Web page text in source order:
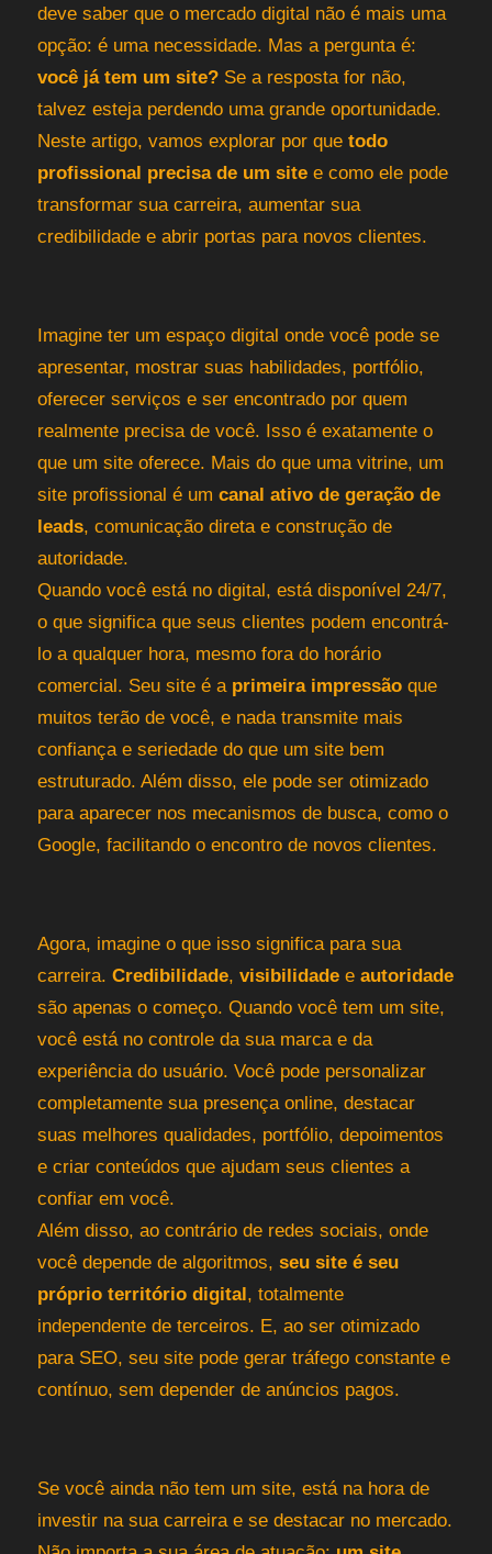
deve saber que o mercado digital não é mais uma
opção: é uma necessidade. Mas a pergunta é:
você já tem um site?Se a resposta for não,
talvez esteja perdendo uma grande oportunidade.
Neste artigo, vamos explorar por que todo
profissional precisa de um sitee como ele pode
transformar sua carreira, aumentar sua
credibilidade e abrir portas para novos clientes.
Imagine ter um espaço digital onde você pode se
apresentar, mostrar suas habilidades, portfólio,
oferecer serviços e ser encontrado por quem
realmente precisa de você. Isso é exatamente o
que um site oferece. Mais do que uma vitrine, um
site profissional é um canal ativo de geração de
leads, comunicação direta e construção de
autoridade.
Quando você está no digital, está disponível 24/7,
o que significa que seus clientes podem encontrá-
lo a qualquer hora, mesmo fora do horário
comercial. Seu site é a primeira impressãoque
muitos terão de você, e nada transmite mais
confiança e seriedade do que um site bem
estruturado. Além disso, ele pode ser otimizado
para aparecer nos mecanismos de busca, como o
Google, facilitando o encontro de novos clientes.
Agora, imagine o que isso significa para sua
carreira. Credibilidade, visibilidadee autoridade
são apenas o começo. Quando você tem um site,
você está no controle da sua marca e da
experiência do usuário. Você pode personalizar
completamente sua presença online, destacar
suas melhores qualidades, portfólio, depoimentos
e criar conteúdos que ajudam seus clientes a
confiar em você.
Além disso, ao contrário de redes sociais, onde
você depende de algoritmos, seu site é seu
próprio território digital, totalmente
independente de terceiros. E, ao ser otimizado
para SEO, seu site pode gerar tráfego constante e
contínuo, sem depender de anúncios pagos.
Se você ainda não tem um site, está na hora de
investir na sua carreira e se destacar no mercado.